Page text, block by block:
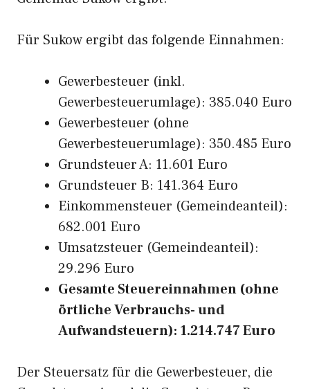
Für Sukow ergibt das folgende Einnahmen:
Gewerbesteuer (inkl.
Gewerbesteuerumlage): 385.040 Euro
Gewerbesteuer (ohne
Gewerbesteuerumlage): 350.485 Euro
Grundsteuer A: 11.601 Euro
Grundsteuer B: 141.364 Euro
Einkommensteuer (Gemeindeanteil):
682.001 Euro
Umsatzsteuer (Gemeindeanteil):
29.296 Euro
Gesamte Steuereinnahmen (ohne
örtliche Verbrauchs- und
Aufwandsteuern): 1.214.747 Euro
Der Steuersatz für die Gewerbesteuer, die